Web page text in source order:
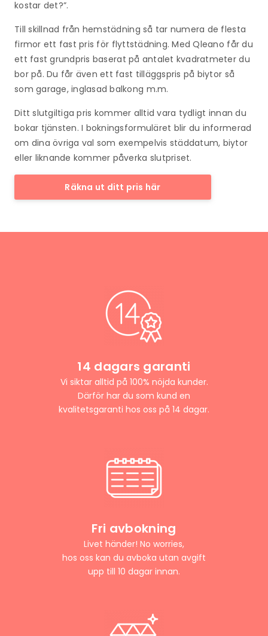
kostar det?”.
Till skillnad från hemstädning så tar numera de flesta
firmor ett fast pris för flyttstädning. Med Qleano får du
ett fast grundpris baserat på antalet kvadratmeter du
bor på. Du får även ett fast tilläggspris på biytor så
som garage, inglasad balkong m.m.
Ditt slutgiltiga pris kommer alltid vara tydligt innan du
bokar tjänsten. I bokningsformuläret blir du informerad
om dina övriga val som exempelvis städdatum, biytor
eller liknande kommer påverka slutpriset.
Räkna ut ditt pris här
14 dagars garanti
Vi siktar alltid på 100% nöjda kunder.
Därför har du som kund en
kvalitetsgaranti hos oss på 14 dagar.
Fri avbokning
Livet händer! No worries,
hos oss kan du avboka utan avgift
upp till 10 dagar innan.